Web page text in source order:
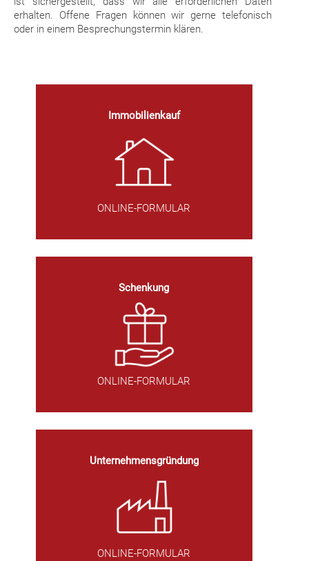
erhalten. Offene Fragen können wir gerne telefonisch
oder in einem Besprechungstermin klären.
Immobilienkauf
ONLINE-FORMULAR
Schenkung
ONLINE-FORMULAR
Unternehmensgründung
ONLINE-FORMULAR